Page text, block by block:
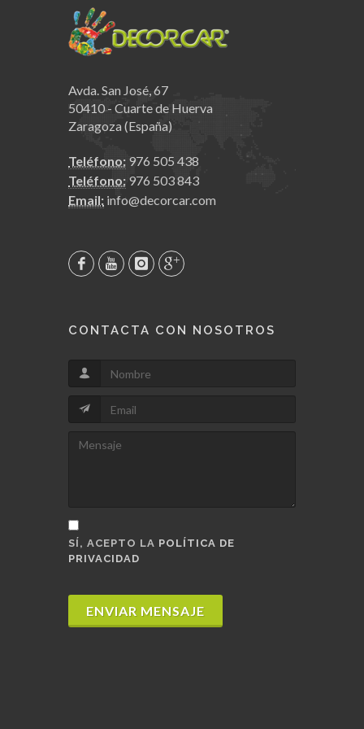
Avda. San José, 67
50410 - Cuarte de Huerva
Zaragoza (España)
Teléfono: 976 505 438
Teléfono: 976 503 843
Email: info@decorcar.com
CONTACTA CON NOSOTROS
SÍ, ACEPTO LA POLÍTICA DE
PRIVACIDAD
ENVIAR MENSAJE